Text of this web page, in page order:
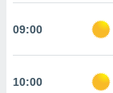
ou
permite-
09:00
10:00